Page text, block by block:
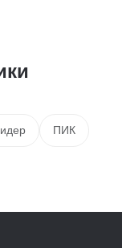
ПИК